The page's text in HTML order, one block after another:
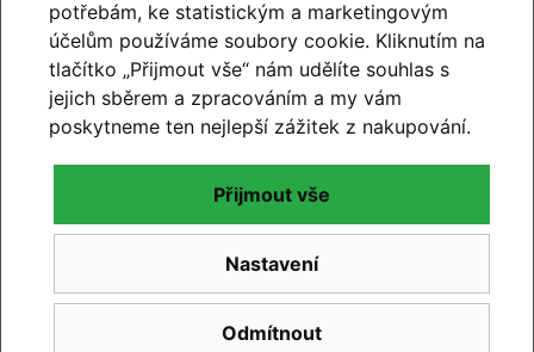
Hodnocení produktu
Přidejte vlastní hodnocení produktu a pomožte
tak dalším nakupujícím.
Hodnoťte.
Přidat vlastní hodnocení
potřebám, ke statistickým a marketingovým
účelům používáme soubory cookie. Kliknutím na
tlačítko „Přijmout vše“ nám udělíte souhlas s
jejich sběrem a zpracováním a my vám
poskytneme ten nejlepší zážitek z nakupování.
Odmítnout
Nastavení
Přijmout vše